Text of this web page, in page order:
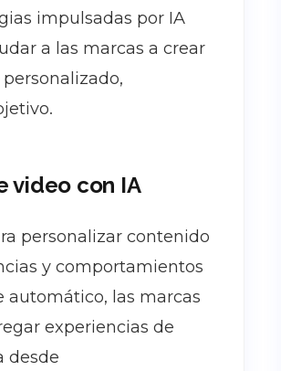
impulsadas por IA
a las marcas a crear
video con IA
personalizar contenido
y comportamientos
las marcas
experiencias de
desde